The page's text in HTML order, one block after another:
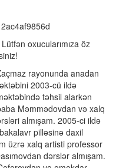
oxucularımıza öz
rayonunda anadan
2003-cü ildə
təhsil alarkən
Məmmədovdan və xalq
almışam. 2005-ci ildə
pilləsinə daxil
üzrə xalq artisti professor
dərslər almışam.